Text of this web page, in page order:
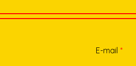
E-mail *